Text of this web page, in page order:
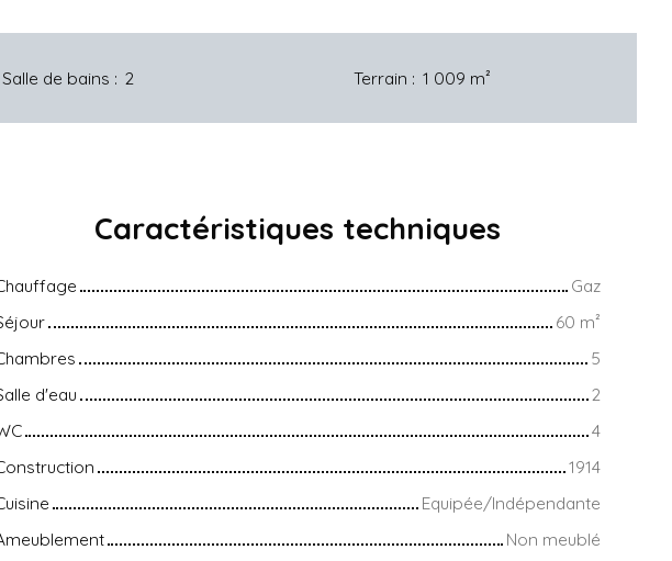
Salle de bains : 2 Terrain : 1 009 m²
Caractéristiques techniques
Gaz
60 m²
5
d'eau
2
4
1914
Equipée/Indépendante
Non meublé